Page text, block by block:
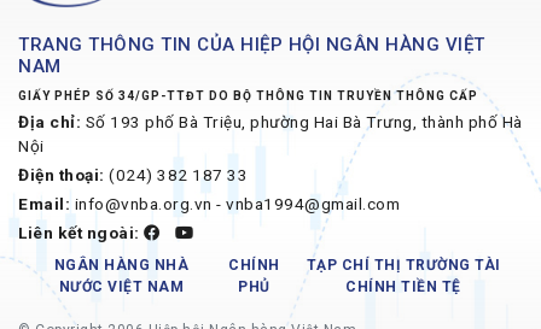
TRANG THÔNG TIN CỦA HIỆP HỘI NGÂN HÀNG VIỆT
NAM
GIẤY PHÉP SỐ 34/GP-TTĐT DO BỘ THÔNG TIN TRUYỀN THÔNG CẤP
Địa chỉ: Số 193 phố Bà Triệu, phường Hai Bà Trưng, thành phố Hà
Nội
Điện thoại: (024) 382 187 33
Email: info@vnba.org.vn - vnba1994@gmail.com
Liên kết ngoài:
NGÂN HÀNG NHÀ
NƯỚC VIỆT NAM
CHÍNH
PHỦ
TẠP CHÍ THỊ TRƯỜNG TÀI
CHÍNH TIỀN TỆ